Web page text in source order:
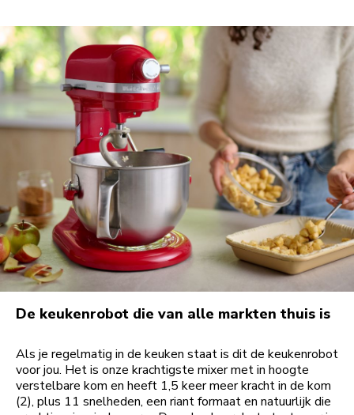
De keukenrobot die van alle markten thuis is
Als je regelmatig in de keuken staat is dit de keukenrobot
voor jou. Het is onze krachtigste mixer met in hoogte
verstelbare kom en heeft 1,5 keer meer kracht in de kom
(2), plus 11 snelheden, een riant formaat en natuurlijk die